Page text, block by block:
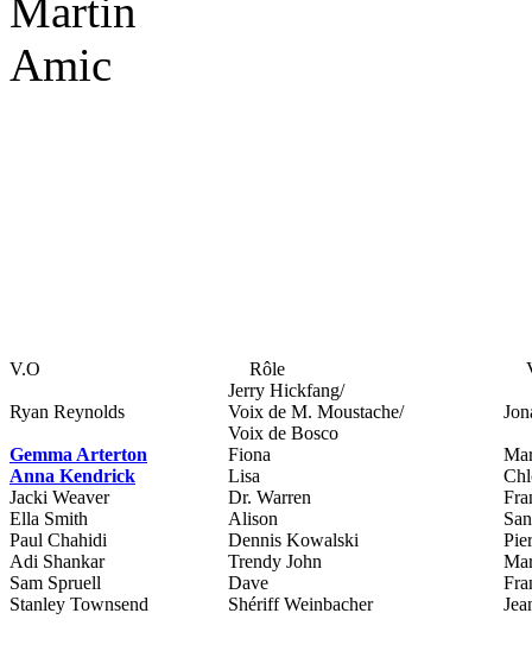
Martin
Amic
V.O Rôle
Ryan Reynolds
Jerry Hickfang/
Voix de M. Moustache/
Voix de Bosco
Gemma Arterton Fiona
Anna Kendrick
Lisa
Jacki Weaver
Dr. Warren
Ella Smith
Alison
Paul Chahidi
Dennis Kowalski
Adi Shankar
Trendy John
Sam Spruell
Dave
Stanley Townsend
Shériff Weinbacher